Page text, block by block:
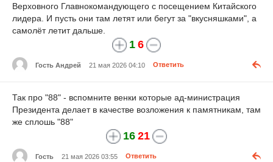
Верховного Главнокомандующего с посещением Китайского
лидера. И пусть они там летят или бегут за "вкусняшками", а
самолёт летит дальше.
1 6
Гость Андрей 21 мая 2026 04:10 Ответить
Так про "88" - вспомните венки которые ад-министрация
Президента делает в качестве возложения к памятникам, там
же сплошь "88"
16 21
Гость 21 мая 2026 03:55 Ответить